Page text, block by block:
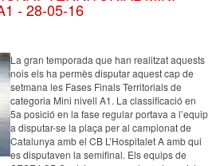
- 28-05-16
La gran temporada que han realitzat aquests
nois els ha permès disputar aquest cap de
setmana les Fases Finals Territorials de
categoria Mini nivell A1. La classificació en
5a posició en la fase regular portava a l’equip
a disputar-se la plaça per al campionat de
Catalunya amb el CB L’Hospitalet A amb qui
es disputaven la semifinal. Els equips de